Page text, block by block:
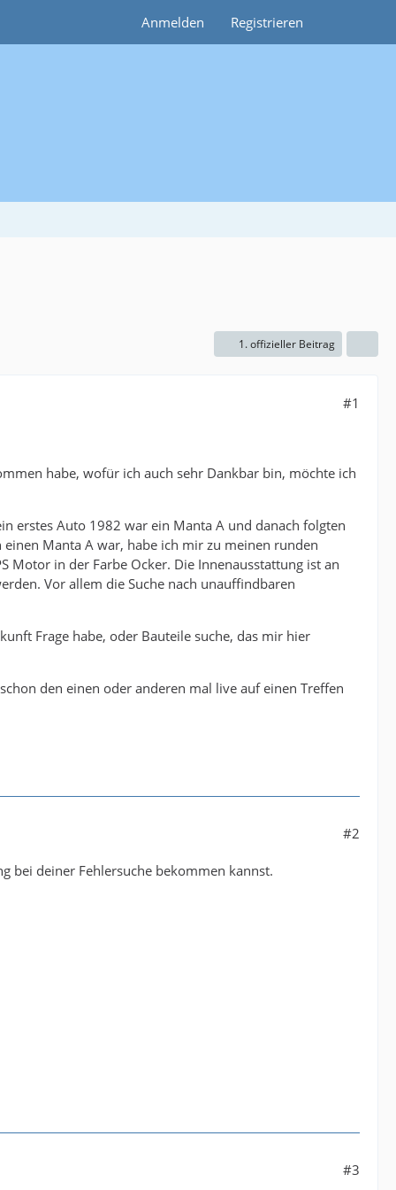
Anmelden Registrieren
1. offizieller Beitrag
#1
habe, wofür ich auch sehr Dankbar bin, möchte ich
erstes Auto 1982 war ein Manta A und danach folgten
Manta A war, habe ich mir zu meinen runden
Motor in der Farbe Ocker. Die Innenausstattung ist an
Vor allem die Suche nach unauffindbaren
Frage habe, oder Bauteile suche, das mir hier
den einen oder anderen mal live auf einen Treffen
#2
bei deiner Fehlersuche bekommen kannst.
#3